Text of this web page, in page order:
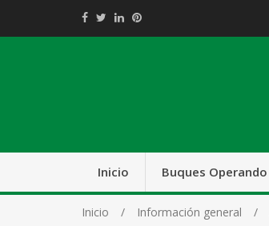
Inicio Buques Operando
Inicio Información general